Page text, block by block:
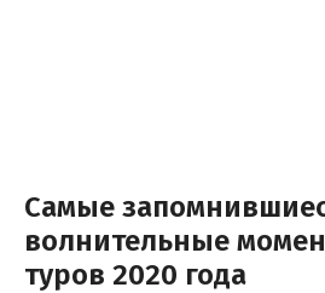
Самые
волнительные
туров 2020 года